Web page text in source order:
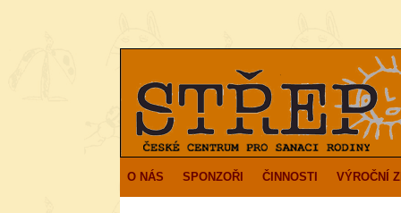
O NÁS SPONZOŘI ČINNOSTI VÝROČNÍ